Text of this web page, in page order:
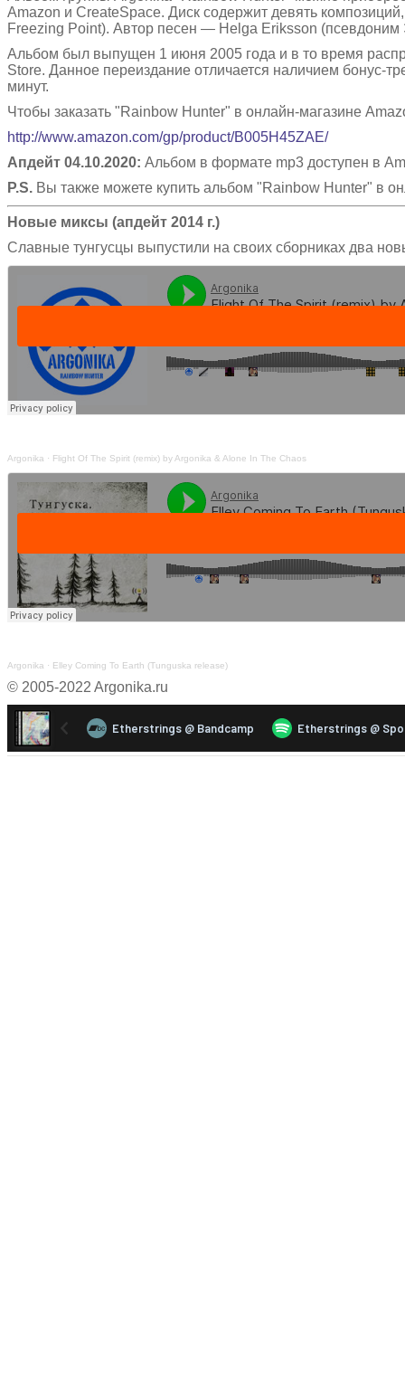
Amazon и CreateSpace. Диск содержит девять
Freezing Point). Автор песен — Helga Eriksson
Альбом был выпущен 1 июня 2005 года и в то время
Store. Данное переиздание отличается наличием бонус-
минут.
Чтобы заказать "Rainbow Hunter" в онлайн-магазине
http://www.amazon.com/gp/product/B005H45ZAE/
Апдейт 04.10.2020: Альбом в формате mp3 доступен в
P.S. Вы также можете купить альбом "Rainbow Hunter" в
Новые миксы (апдейт 2014 г.)
Славные тунгусцы выпустили на своих сборниках два
Argonika · Flight Of The Spirit (remix) by Argonika & Alone In The Chaos
Argonika · Elley Coming To Earth (Tunguska release)
© 2005-2022 Argonika.ru